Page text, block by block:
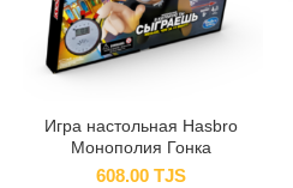
Игра настольная Hasbro
Монополия Гонка
608.00 TJS